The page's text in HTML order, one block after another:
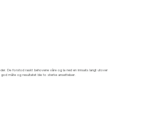
De forstod raskt behovene våre og la ned en innsats langt utover
måte og resultatet ble to sterke ansettelser.